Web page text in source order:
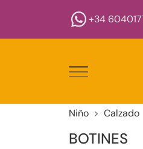
+34
Niño Calzado
BOTINES